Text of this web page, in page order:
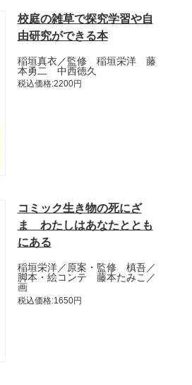
校庭の雑草で探究学習や自
由研究ができる本
稲垣真衣／監修 稲垣栄洋 藤
本勇二 中西徳久
税込価格:2200円
コミック生き物の死にざ
ま わたしはあなたととも
にある
稲垣栄洋／原案・監修 槙吾／
脚本・絵コンテ 藤本たみこ／
画
税込価格:1650円